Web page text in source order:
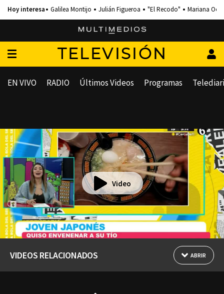
Galilea Montijo Julián Figueroa "El Recodo" Mariana
TELEVISIÓN
EN VIVO RADIO Últimos Videos Programas
Video
VIDEOS RELACIONADOS ABRIR